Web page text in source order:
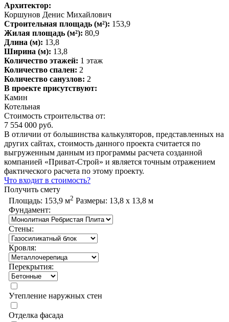
Архитектор:
Коршунов Денис Михайлович
Строительная площадь (м²): 153,9
Жилая площадь (м²): 80,9
Длина (м): 13,8
Ширина (м): 13,8
Количество этажей: 1 этаж
Количество спален: 2
Количество санузлов: 2
В проекте присутствуют:
Камин
Котельная
Стоимость строительства от:
7 554 000 руб.
В отличии от большинства калькуляторов, представленных на
других сайтах, стоимость данного проекта считается по
выгруженным данным из программы расчета созданной
компанией «Приват-Строй» и является точным отражением
фактического расчета по этому проекту.
Что входит в стоимость?
Получить смету
Площадь: 153,9 м2 Размеры: 13,8 х 13,8 м
Фундамент:
Стены:
Кровля:
Перекрытия:
Утепление наружных стен
Отделка фасада